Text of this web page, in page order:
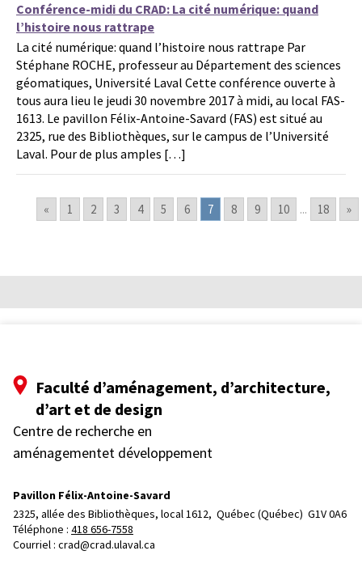
Conférence-midi du CRAD: La cité numérique: quand
l’histoire nous rattrape
La cité numérique: quand l’histoire nous rattrape Par
Stéphane ROCHE, professeur au Département des sciences
géomatiques, Université Laval Cette conférence ouverte à
tous aura lieu le jeudi 30 novembre 2017 à midi, au local FAS-
1613. Le pavillon Félix-Antoine-Savard (FAS) est situé au
2325, rue des Bibliothèques, sur le campus de l’Université
Laval. Pour de plus amples […]
« 1 2 3 4 5 6 7 8 9 10 ... 18 »
Faculté d’aménagement, d’architecture,
d’art et de design
Centre de recherche en
aménagementet développement
Pavillon Félix-Antoine-Savard
2325, allée des Bibliothèques, local 1612, Québec (Québec)  G1V 0A6
Téléphone : 418 656-7558
Courriel : crad@crad.ulaval.ca